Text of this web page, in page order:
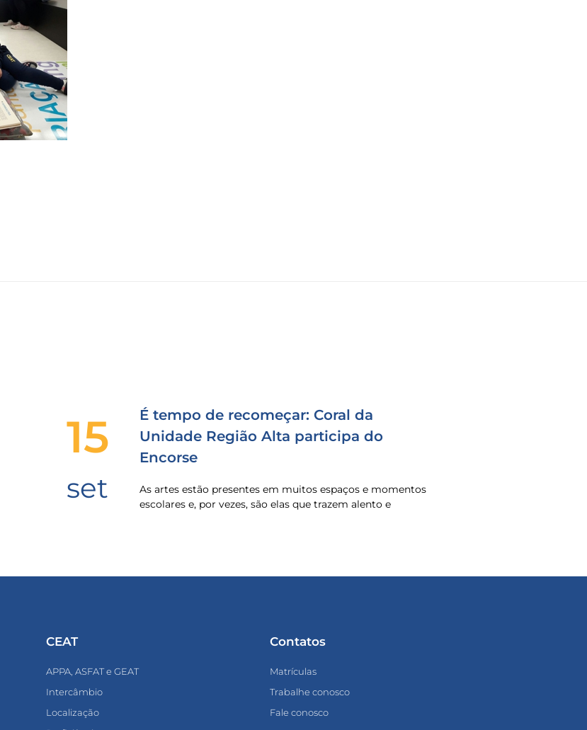
15
set
É tempo de recomeçar: Coral da
Unidade Região Alta participa do
Encorse
As artes estão presentes em muitos espaços e momentos
escolares e, por vezes, são elas que trazem alento e
CEAT
APPA, ASFAT e GEAT
Intercâmbio
Localização
Contatos
Matrículas
Trabalhe conosco
Fale conosco